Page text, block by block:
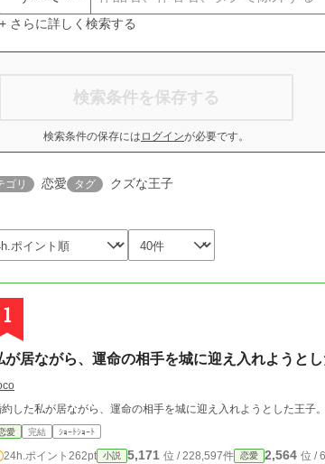
+ さらに詳しく検索する
検索条件を保存する
検索条件の保存には ログインが必要です。
ゴリ 恋愛 タグ クズな王子
1
が居ながら、運命の相手を城に迎え入れようと
した私が居ながら、運命の相手を城に迎え入れようとした王
愛 完結 ｼｮｰﾄｼｮｰﾄ
24h.ポイント 262pt 小説 5,171 位 / 228,597件 恋愛 2,564 位 /